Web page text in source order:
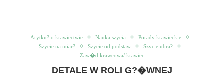
Arytku? o krawiectwie Nauka szycia
Porady krawieckie
Szycie na miar?
Szycie od podstaw
Szycie ubra?
Zaw�d krawcowa/ krawiec
DETALE W ROLI G?�WNEJ